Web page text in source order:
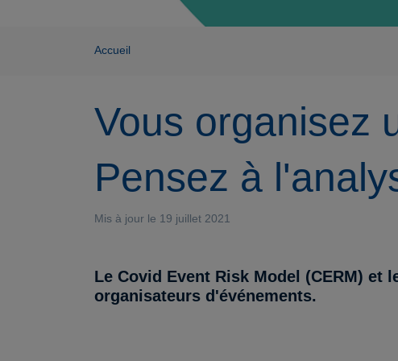
Accueil
Vous organisez
Pensez à
Mis à jour le 19 juillet 2021
Le Covid Event Risk Model (CERM)
organisateurs d'événements.